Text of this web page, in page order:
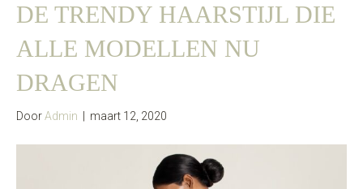
DE TRENDY HAARSTIJL DIE
ALLE MODELLEN NU
DRAGEN
DoorAdmin maart 12, 2020